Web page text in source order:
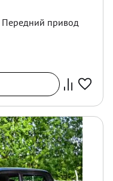
Передний привод